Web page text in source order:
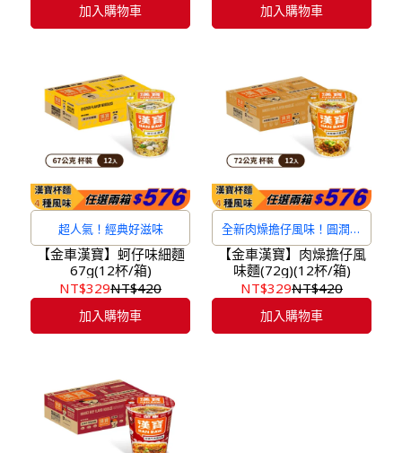
加入購物車 加入購物車
超人氣！經典好滋味
【金車漢寶】蚵仔味細麵
67g(12杯/箱)
NT$329NT$420
加入購物車
全新肉燥擔仔風味！圓潤不
膩口
【金車漢寶】肉燥擔仔風
味麵(72g)(12杯/箱)
NT$329NT$420
加入購物車